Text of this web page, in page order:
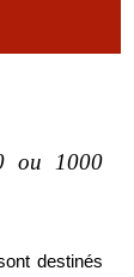
ou 1000
destinés